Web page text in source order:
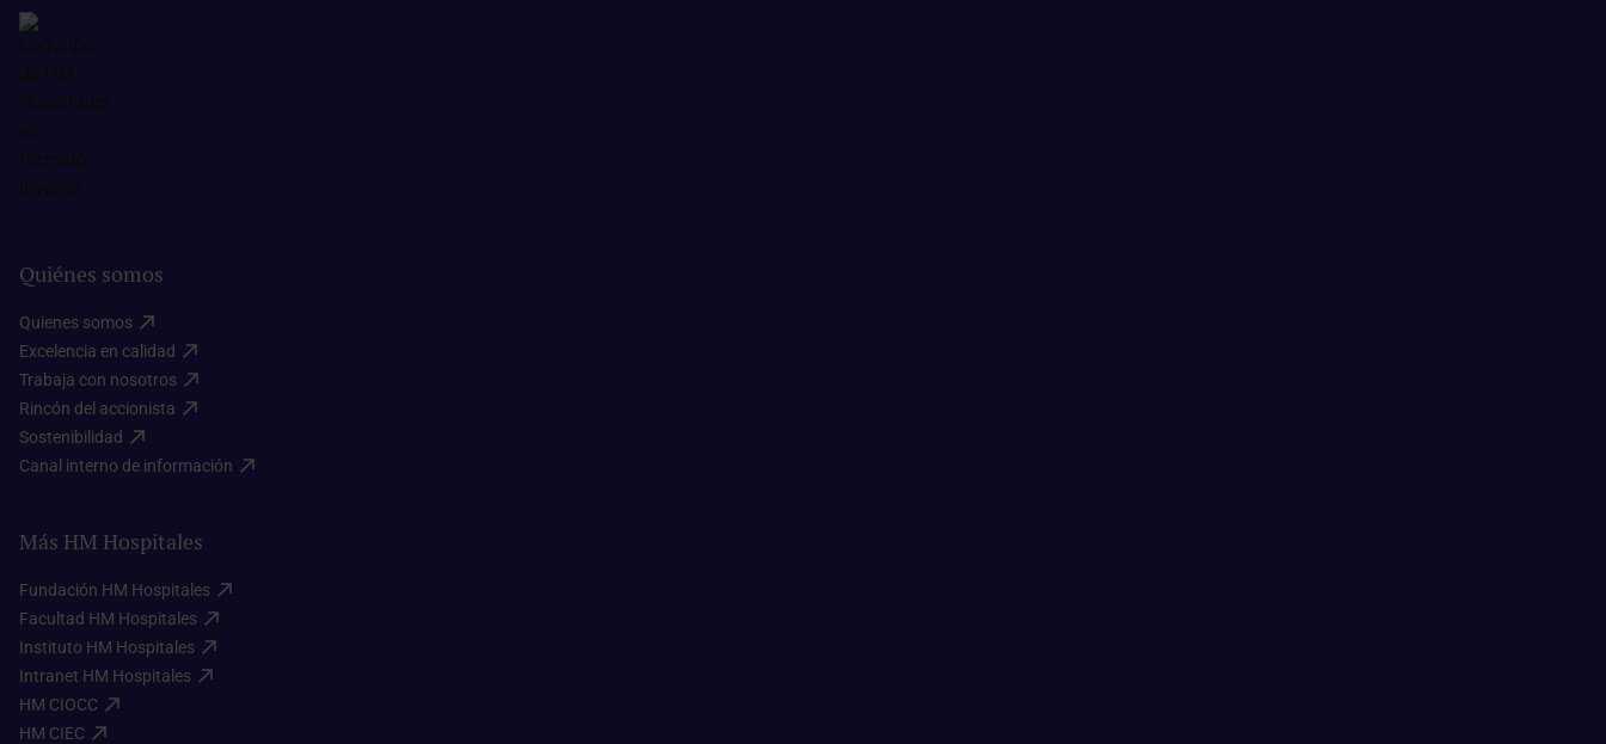
Quiénes somos
Quienes somos​
Excelencia en calidad​
Trabaja con nosotros​
Rincón del accionista​
Sostenibilidad​
Canal interno de información​
Más HM Hospitales
Fundación HM Hospitales​
Facultad HM Hospitales​
Instituto HM Hospitales​
Intranet HM Hospitales​
HM CIOCC​
HM CIEC​